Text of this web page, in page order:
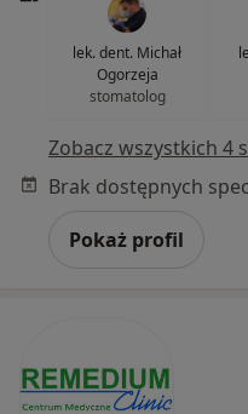
lek. dent. Michał
Ogorzeja
stomatolog
Zobacz wszystkich 4
Pokaż profil